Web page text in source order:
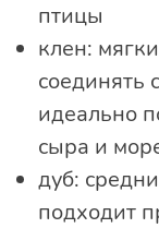
птицы
клен:
соединять
идеально
сыра и
дуб:
подходит